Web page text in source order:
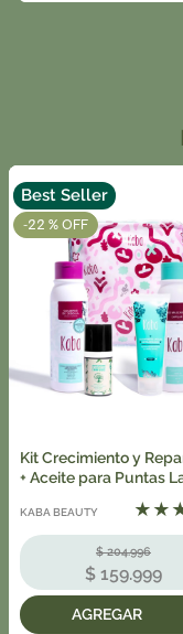
-22 %
Best Seller
Kit Crecimiento y
+ Aceite para Puntas
KABA BEAUTY ★ ★
$ 204.996
$ 159.999